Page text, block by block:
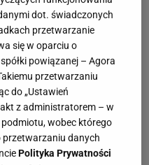
dot. świadczonych
przetwarzanie
się w oparciu o
powiązanej – Agora
przetwarzaniu
do „Ustawień
z administratorem – w
wobec którego
przetwarzaniu danych
Polityka Prywatności